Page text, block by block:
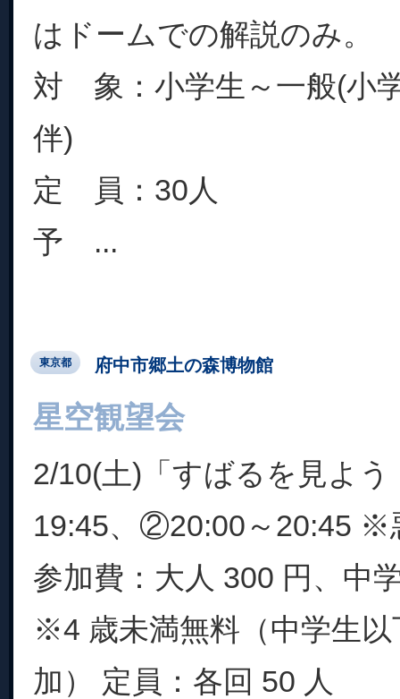
はドームでの解説のみ。
対 象：小学生～一般(小
伴)
定 員：30人
予 ...
東京都 府中市郷土の森博物館
星空観望会
2/10(土)「すばるを見よ
19:45、②20:00～20:45 ※
参加費：大人 300 円、中
※4 歳未満無料（中学生
加） 定員：各回 50 人